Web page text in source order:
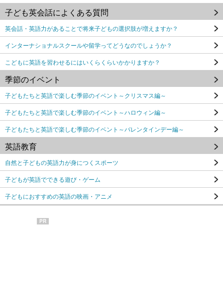
子ども英会話によくある質問
英会話・英語力があることで将来子どもの選択肢が増えますか？
インターナショナルスクールや留学ってどうなのでしょうか？
こどもに英語を習わせるにはいくらくらいかかりますか？
季節のイベント
子どもたちと英語で楽しむ季節のイベント～クリスマス編～
子どもたちと英語で楽しむ季節のイベント～ハロウィン編～
子どもたちと英語で楽しむ季節のイベント～バレンタインデー編～
英語教育
自然と子どもの英語力が身につくスポーツ
子どもが英語でできる遊び・ゲーム
子どもにおすすめの英語の映画・アニメ
PR